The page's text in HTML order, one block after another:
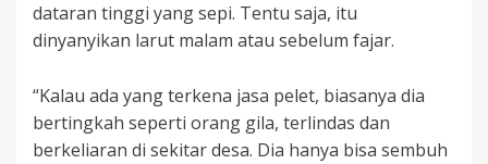
dataran tinggi yang sepi. Tentu saja, itu
dinyanyikan larut malam atau sebelum fajar.
“Kalau ada yang terkena jasa pelet, biasanya dia
bertingkah seperti orang gila, terlindas dan
berkeliaran di sekitar desa. Dia hanya bisa sembuh